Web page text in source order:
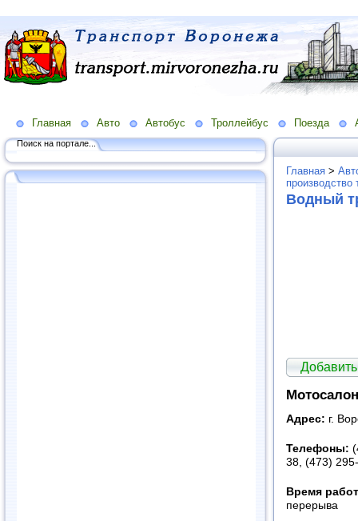
Главная Авто Автобус Троллейбус Поезда
Поиск на портале...
Главная >
производство
Водный
Адрес: г.
Телефоны:
38, (473)
Время
перерыва